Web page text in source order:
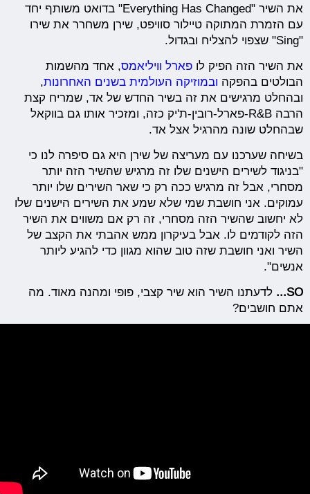
את השיר "Everything Has Changed" בדואט משותף יחד
עם הזמרת המתוקה טיילור סוויפט, שירן משחרר את שירו
"Sing" שצפוי להצליח ובגדול.
את השיר הזה הפיק לופארל וויליאמס, אחד מהשמות
הבולטים בהפקה ובמוזיקה העולמית בשנים האחרונות,
ובהחלט מרגישים את זה בשיר החדש של אד, שמריח קצת
הרבה R&B-פארל-רובין-ת'יק כזה, ומזכיר אותו גם בווקאל
שבהחלט שונה מהרגיל אצל אד.
בשיחה שערכנו עם מעריצה של שירן היא גם סיפרה לנו כי
"בניגוד לשירים הישנים שלו זה מרגיש שהשיר הזה יותר
מסחרי, אבל זה מרגיש ככה רק כי שאר השירים שלו יותר
עמוקים. אני חושבת שמי שלא שמע את השירים הישנים שלו
לא יחשוב שהשיר הזה מסחרי, זה רק אם משווים את השיר
הזה לקודמים לו. אבל בעיקרון ממש אהבתי את הקצב של
השיר ואני חושבת שזה טוב שהוא מגוון כדי להגיע ליותר
אנשים".
SO...
לדעתנו השיר הוא שיר קצבי, פופי ומהנה מאוד. מה
אתם חושבים?